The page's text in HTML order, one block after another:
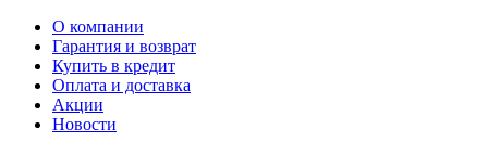
О компании
Гарантия и возврат
Купить в кредит
Оплата и доставка
Акции
Новости